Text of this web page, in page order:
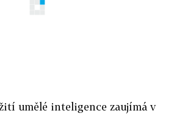
umělé inteligence zaujímá v